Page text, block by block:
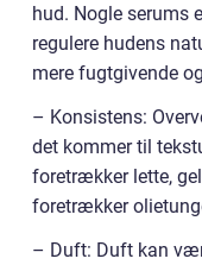
hud. Nogle serums
regulere hudens
mere fugtgivende
– Konsistens:
det kommer til
foretrækker lette,
foretrækker
– Duft: Duft kan